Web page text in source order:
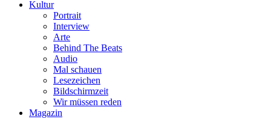
Kultur
Portrait
Interview
Arte
Behind The Beats
Audio
Mal schauen
Lesezeichen
Bildschirmzeit
Wir müssen reden
Magazin